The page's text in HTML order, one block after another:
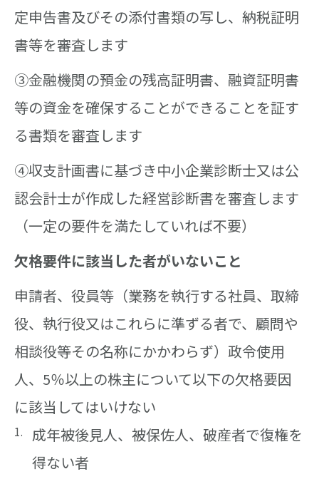
定申告書及びその添付書類の写し、納税証明
書等を審査します
➂金融機関の預金の残高証明書、融資証明書
等の資金を確保することができることを証す
る書類を審査します
④収支計画書に基づき中小企業診断士又は公
認会計士が作成した経営診断書を審査します
（一定の要件を満たしていれば不要）
欠格要件に該当した者がいないこと
申請者、役員等（業務を執行する社員、取締
役、執行役又はこれらに準ずる者で、顧問や
相談役等その名称にかかわらず）政令使用
人、5％以上の株主について以下の欠格要因
に該当してはいけない
成年被後見人、被保佐人、破産者で復権を
得ない者